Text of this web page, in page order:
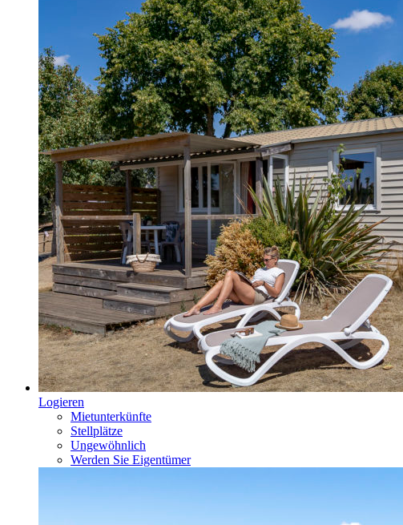
Logieren
Mietunterkünfte
Stellplätze
Ungewöhnlich
Werden Sie Eigentümer